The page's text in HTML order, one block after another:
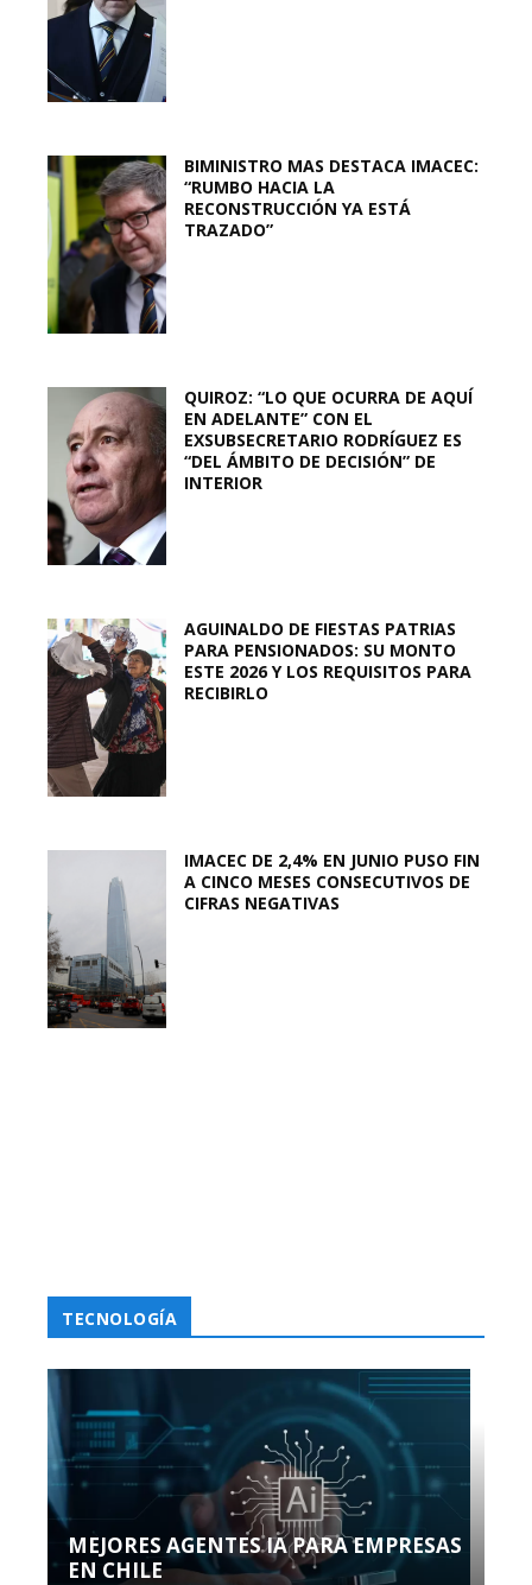
BIMINISTRO MAS DESTACA IMACEC:
“RUMBO HACIA LA
RECONSTRUCCIÓN YA ESTÁ
TRAZADO”
QUIROZ: “LO QUE OCURRA DE AQUÍ
EN ADELANTE” CON EL
EXSUBSECRETARIO RODRÍGUEZ ES
“DEL ÁMBITO DE DECISIÓN” DE
INTERIOR
AGUINALDO DE FIESTAS PATRIAS
PARA PENSIONADOS: SU MONTO
ESTE 2026 Y LOS REQUISITOS PARA
RECIBIRLO
IMACEC DE 2,4% EN JUNIO PUSO FIN
A CINCO MESES CONSECUTIVOS DE
CIFRAS NEGATIVAS
TECNOLOGÍA
MEJORES AGENTES IA PARA EMPRESAS
EN CHILE